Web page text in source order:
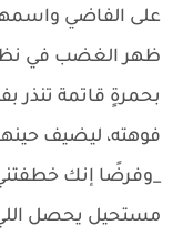
على الفاضي
ظهر الغضب في
بحمرةٍ قاتمة تنذر
فوهته، ليضيف
_وفرضًا إنك
مستحيل يحصل اللي